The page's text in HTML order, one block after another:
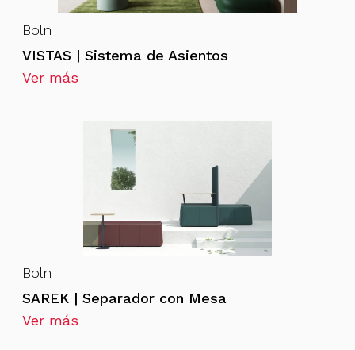
Boln
VISTAS | Sistema de Asientos
Ver más
Boln
SAREK | Separador con Mesa
Ver más